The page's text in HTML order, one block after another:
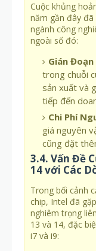
Cuộc khủng
năm gần đây đã
ngành công
ngoài số đó:
Gián
trong chuỗi
sản xuất và
tiếp đến
Chi Phí
giá nguyên
cũng đặt
3.4. Vấn Đề
14 với Các
Trong bối cảnh
chip, Intel đã
nghiêm trọng
13 và 14, đặc
i7 và i9: